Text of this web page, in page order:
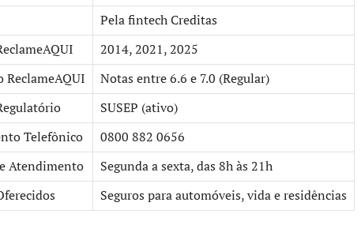
Pela fintech Creditas
2014, 2021, 2025
ReclameAQUI
Notas entre 6.6 e 7.0 (Regular)
SUSEP (ativo)
Telefônico
0800 882 0656
Atendimento
Segunda a sexta, das 8h às 21h
Seguros para automóveis, vida e residências